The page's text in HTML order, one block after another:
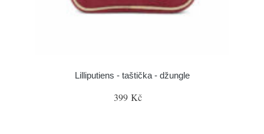
Lilliputiens - taštička - džungle
399 Kč